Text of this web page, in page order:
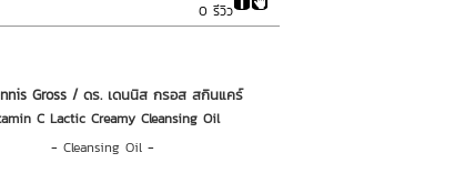
0 รีวิว
Gross / ดร. เดนนิส กรอส สกินแคร์
C Lactic Creamy Cleansing Oil
- Cleansing Oil-